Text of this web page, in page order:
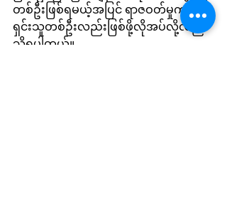
တစ်ဦးဖြစ်ရမယ့်အပြင် ရာဇဝတ်မှုကင်း
ရှင်းသူတစ်ဦးလည်းဖြစ်ဖို့လိုအပ်လို့လည်း
သိရပါတယ်။